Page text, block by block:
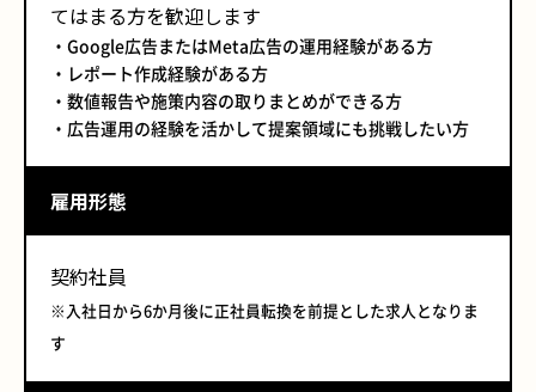
てはまる方を歓迎します
・Google広告またはMeta広告の運用経験がある方
・レポート作成経験がある方
・数値報告や施策内容の取りまとめができる方
・広告運用の経験を活かして提案領域にも挑戦したい方
雇用形態
契約社員
※入社日から6か月後に正社員転換を前提とした求人となりま
す